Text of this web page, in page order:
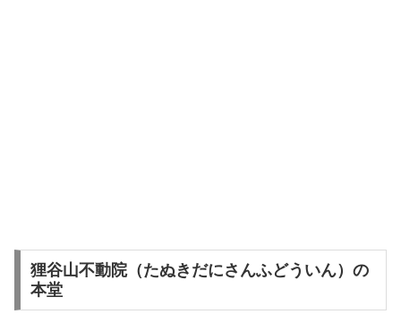
狸谷山不動院（たぬきだにさんふどういん）の
本堂